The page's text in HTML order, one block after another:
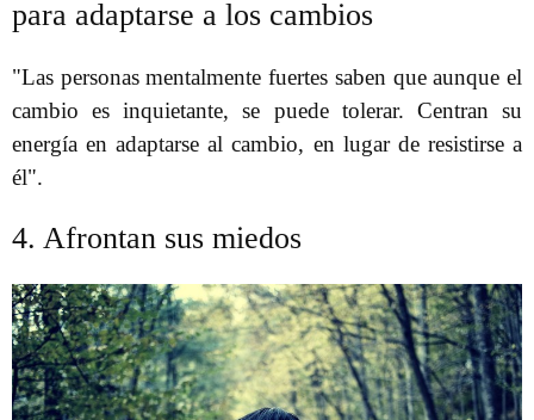
para adaptarse a los cambios
"Las personas mentalmente fuertes saben que aunque el
cambio es inquietante, se puede tolerar. Centran su
energía en adaptarse al cambio, en lugar de resistirse a
él".
4. Afrontan sus miedos